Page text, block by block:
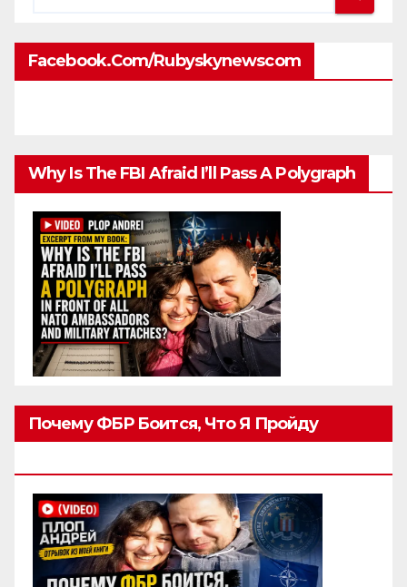
Facebook.com/rubyskynewscom
Why Is The FBI Afraid I’ll Pass A Polygraph
Почему ФБР Боится, Что Я Пройду